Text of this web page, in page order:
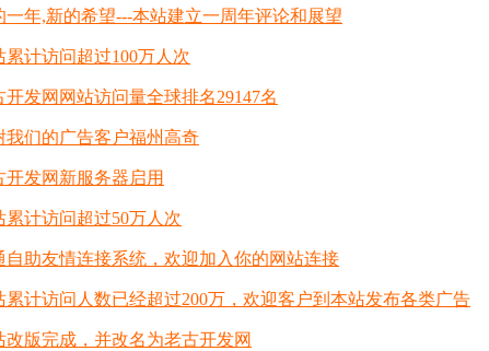
一年,新的希望---本站建立一周年评论和展望
累计访问超过100万人次
开发网网站访问量全球排名29147名
我们的广告客户福州高奇
开发网新服务器启用
累计访问超过50万人次
自助友情连接系统，欢迎加入你的网站连接
累计访问人数已经超过200万，欢迎客户到本站发布各类广告
改版完成，并改名为老古开发网